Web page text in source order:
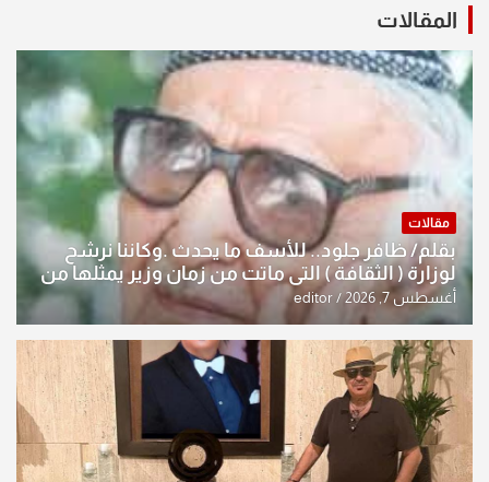
المقالات
مقالات
بقلم/ ظافر جلود.. للأسف ما يحدث .وكاننا نرشح
لوزارة ( الثقافة ) التي ماتت من زمان وزير يمثلها من
النخبة والإرث العظيم للثقافة العراقية..
أغسطس 7, 2026 editor